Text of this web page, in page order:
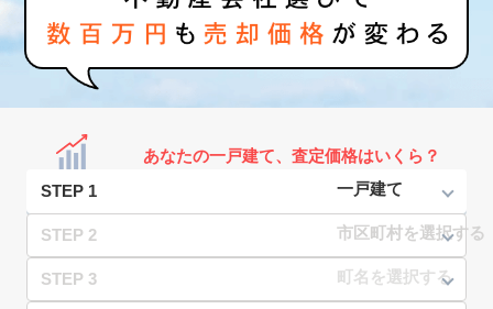
あなたの一戸建て、査定価格はいくら？
STEP 1
STEP 2
STEP 3
お問い合わせ